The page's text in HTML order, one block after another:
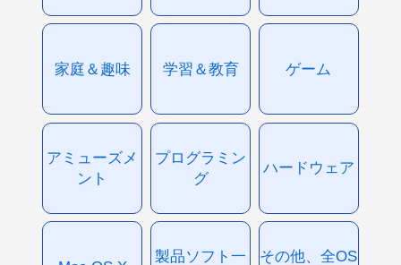
家庭＆趣味 学習＆教育 ゲーム
アミューズメ
ント
プログラミン
グ
ハードウェア
製品ソフト一
その他、全OS